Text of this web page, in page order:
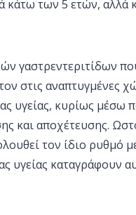
κάτω των 5 ετών, αλλά
γαστρεντεριτίδων
στις αναπτυγμένες
υγείας, κυρίως μέσω
και αποχέτευσης.
τον ίδιο ρυθμό
υγείας καταγράφουν